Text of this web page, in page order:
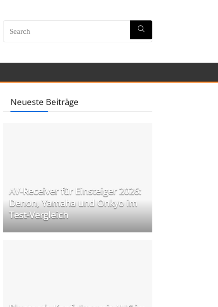
Neueste Beiträge
AV-Receiver für Einsteiger 2026:
Denon, Yamaha und Onkyo im
Test-Vergleich